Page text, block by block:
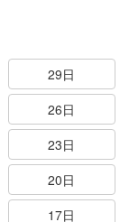
29日
26日
23日
20日
17日